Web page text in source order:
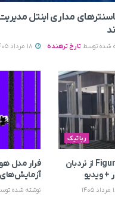
مداری اینتل
شده توسط تارخ ترهنده
رباتیک
بالا رفتن ربات انسان‌نمای Figure 03 از نردبان
+ ویدیو
آزمایش‌های
نوشته شده